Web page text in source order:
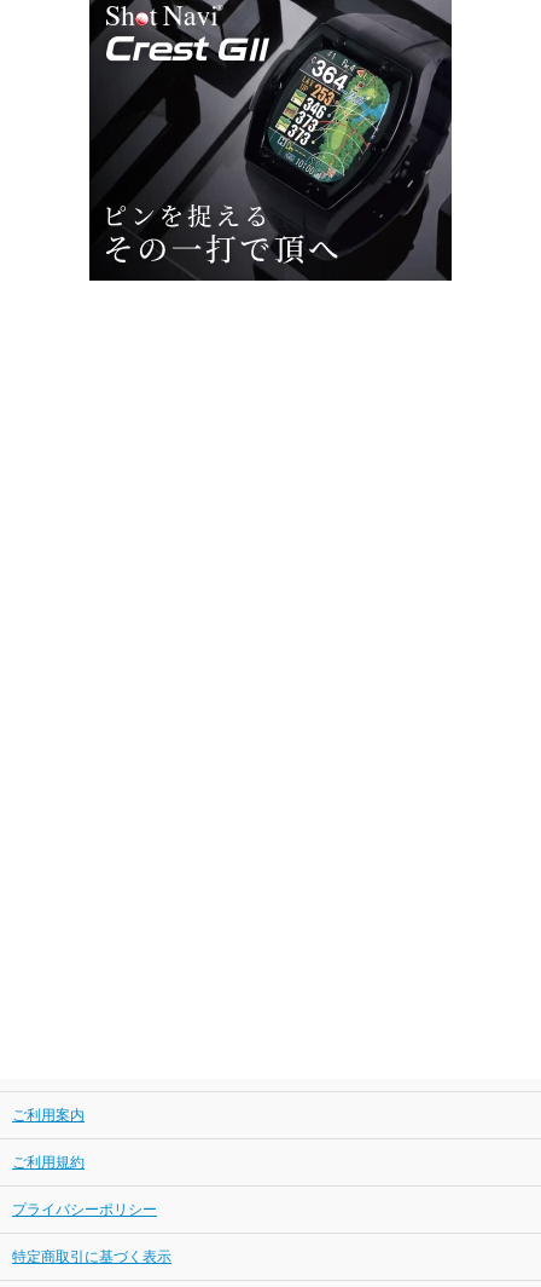
ご利用案内
ご利用規約
プライバシーポリシー
特定商取引に基づく表示